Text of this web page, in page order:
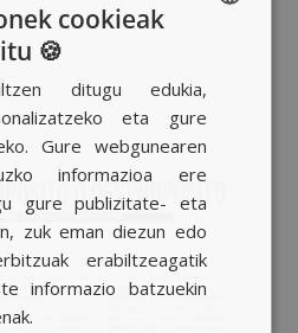
BASQUE
CATALAN
ENGLISH
cookieak
🍪
ditugu edukia,
eta gure
Gure webgunearen
informazioa ere
gure publizitate- eta
zuk eman diezun edo
erabiltzeagatik
informazio batzuekin